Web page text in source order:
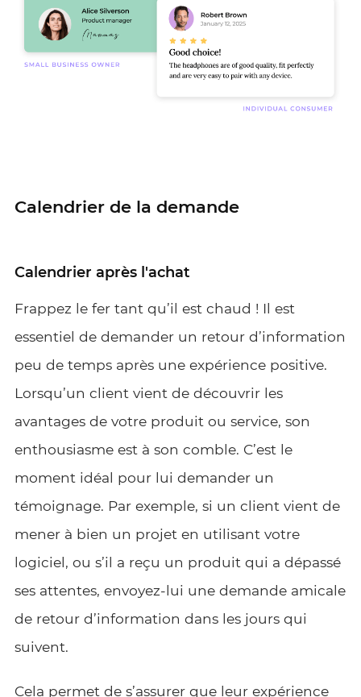
Calendrier de la demande
Calendrier après l'achat
Frappez le fer tant qu’il est chaud ! Il est
essentiel de demander un retour d’information
peu de temps après une expérience positive.
Lorsqu’un client vient de découvrir les
avantages de votre produit ou service, son
enthousiasme est à son comble. C’est le
moment idéal pour lui demander un
témoignage. Par exemple, si un client vient de
mener à bien un projet en utilisant votre
logiciel, ou s’il a reçu un produit qui a dépassé
ses attentes, envoyez-lui une demande amicale
de retour d’information dans les jours qui
suivent.
Cela permet de s’assurer que leur expérience